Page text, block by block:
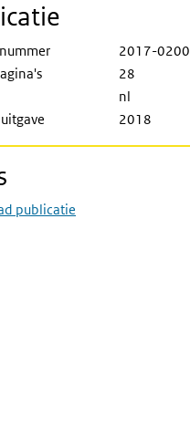
2017-0200
28
nl
2018
publicatie